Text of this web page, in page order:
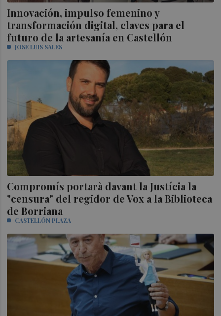
Innovación, impulso femenino y
transformación digital, claves para el
futuro de la artesanía en Castellón
JOSE LUIS SALES
Compromís portarà davant la Justícia la
"censura" del regidor de Vox a la Biblioteca
de Borriana
CASTELLÓN PLAZA